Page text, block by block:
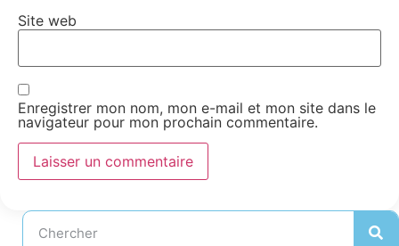
Site web
Enregistrer mon nom, mon e-mail et mon site dans le
navigateur pour mon prochain commentaire.